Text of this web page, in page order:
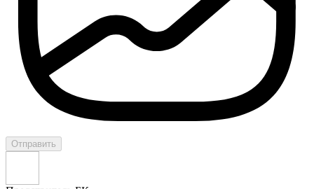
Отправить